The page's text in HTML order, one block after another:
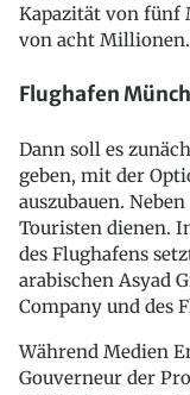
Kapazität von fünf
von acht
Flughafen
Dann soll es
geben, mit der
auszubauen.
Touristen dienen.
des Flughafens
arabischen Asyad
Company und des
Während Medien
Gouverneur der